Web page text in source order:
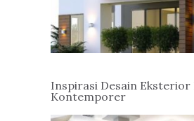
Inspirasi Desain Eksterior
Kontemporer